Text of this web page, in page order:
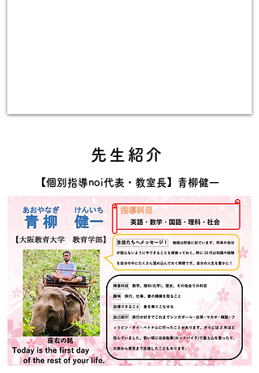
先生紹介
【個別指導noi代表・教室長】青柳健一